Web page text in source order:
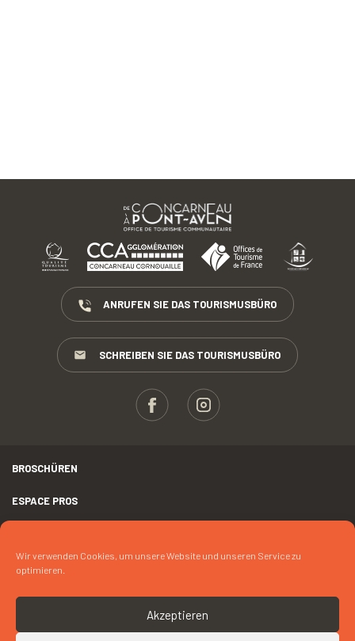
Wir verwenden Cookies, um unsere Website und unseren Service zu
optimieren.
Akzeptieren
ANRUFEN SIE DAS TOURISMUSBÜRO
SCHREIBEN SIE DAS TOURISMUSBÜRO
BROSCHÜREN
ESPACE PROS
RECHTLICHER HINWEIS
FOTOKREDIT
COOKIES